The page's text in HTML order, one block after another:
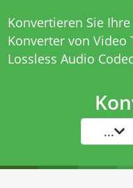
Konvertieren Sie
Konvertervon Video
Lossless Audio
...